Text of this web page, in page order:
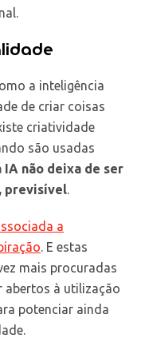
a inteligência
de criar coisas
criatividade
são usadas
IA não deixa de ser
previsível
a
. E estas
mais procuradas
abertos à utilização
potenciar ainda